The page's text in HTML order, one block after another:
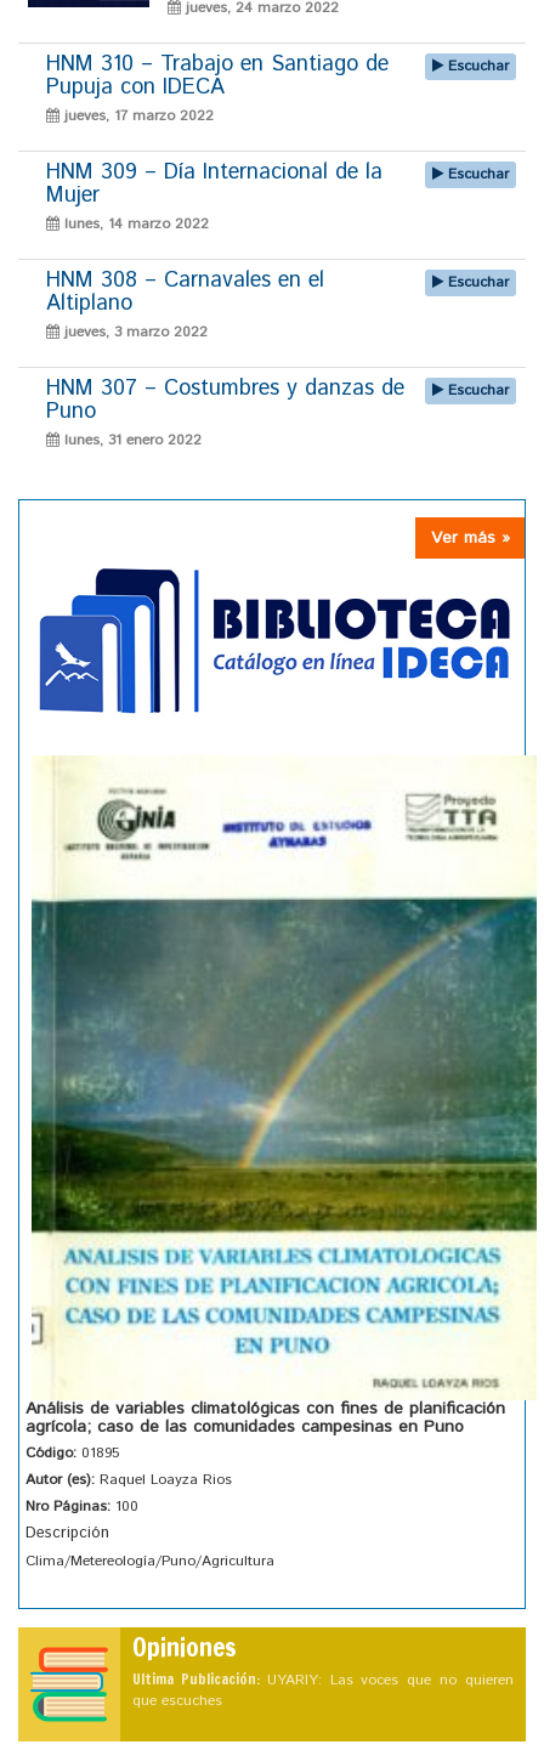
jueves, 24 marzo 2022
HNM 310 – Trabajo en Santiago de
Pupuja con IDECA
jueves, 17 marzo 2022
Escuchar
HNM 309 – Día Internacional de la
Mujer
lunes, 14 marzo 2022
Escuchar
HNM 308 – Carnavales en el
Altiplano
jueves, 3 marzo 2022
Escuchar
HNM 307 – Costumbres y danzas de
Puno
lunes, 31 enero 2022
Escuchar
Ver más »
Análisis de variables climatológicas con fines de planificación
agrícola; caso de las comunidades campesinas en Puno
Código: 01895
Autor (es): Raquel Loayza Rios
Nro Páginas: 100
Descripción
Clima/Metereología/Puno/Agricultura
Opiniones
Ultima Publicación: UYARIY: Las voces que no quieren
que escuches